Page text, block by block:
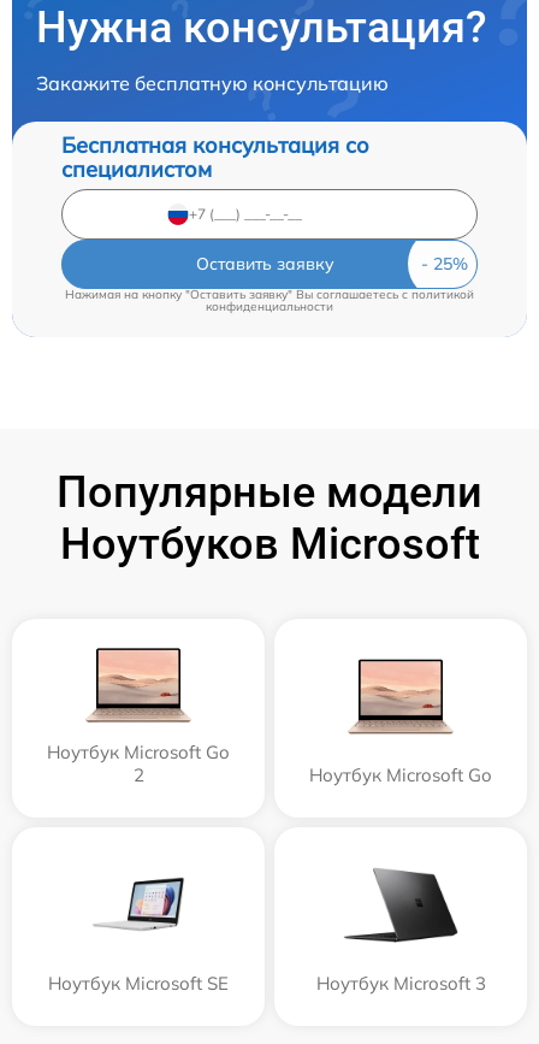
Нужна консультация?
Закажите бесплатную консультацию
Бесплатная консультация со
специалистом
Оставить заявку
Нажимая на кнопку "Оставить заявку" Вы соглашаетесь cполитикой
конфиденциальности
Популярные модели
Ноутбуков Microsoft
Ноутбук Microsoft Go
2
Ноутбук Microsoft Go
Ноутбук Microsoft SE Ноутбук Microsoft 3